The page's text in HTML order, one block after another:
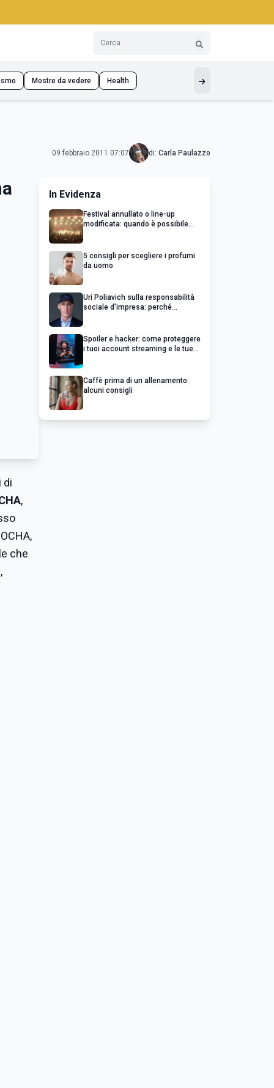
Mostre da vedere Health
09 febbraio 2011 07:07 di: Carla Paulazzo
di
,
che
In Evidenza
Festival annullato o line-up
modificata: quando è possibile
5 consigli per scegliere i profumi
da uomo
Uri Poliavich sulla responsabilità
sociale d’impresa: perché
Spoiler e hacker: come proteggere
i tuoi account streaming e le tue
Caffè prima di un allenamento:
alcuni consigli